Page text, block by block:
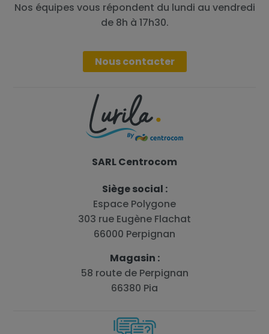
Nos équipes vous répondent du lundi au vendredi
de 8h à 17h30.
Nous contacter
SARL Centrocom
Siège social :
Espace Polygone
303 rue Eugène Flachat
66000 Perpignan
Magasin :
58 route de Perpignan
66380 Pia